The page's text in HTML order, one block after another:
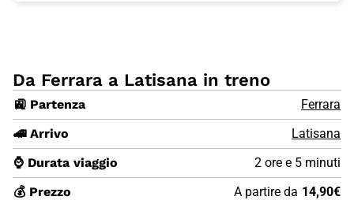
Da Ferrara a Latisana in treno
🚉 Partenza
Ferrara
🚄 Arrivo
Latisana
⌚ Durata viaggio
2 ore e 5 minuti
💰 Prezzo
A partire da 14,90€